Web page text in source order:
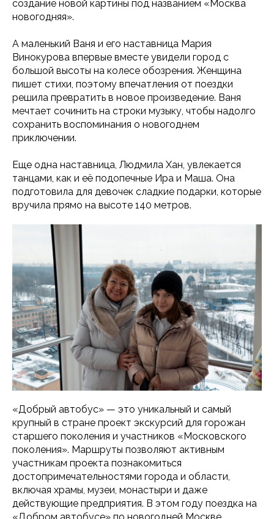
создание новой картины под названием «Москва
новогодняя».
А маленький Ваня и его наставница Мария
Винокурова впервые вместе увидели город с
большой высоты на колесе обозрения. Женщина
пишет стихи, поэтому впечатления от поездки
решила превратить в новое произведение. Ваня
мечтает сочинить на строки музыку, чтобы надолго
сохранить воспоминания о новогоднем
приключении.
Еще одна наставница, Людмила Хан, увлекается
танцами, как и её подопечные Ира и Маша. Она
подготовила для девочек сладкие подарки, которые
вручила прямо на высоте 140 метров.
«Добрый автобус» — это уникальный и самый
крупный в стране проект экскурсий для горожан
старшего поколения и участников «Московского
поколения». Маршруты позволяют активным
участникам проекта познакомиться
достопримечательностями города и области,
включая храмы, музеи, монастыри и даже
действующие предприятия. В этом году поездка на
«Добром автобусе» по новогодней Москве